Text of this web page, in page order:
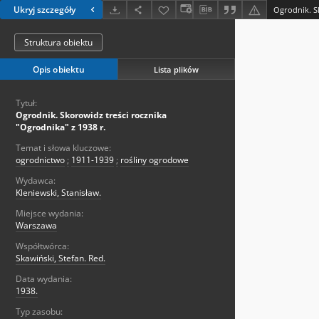
Ukryj szczegóły
Struktura obiektu
Opis obiektu Lista plików
Tytuł:
Ogrodnik. Skorowidz treści rocznika
"Ogrodnika" z 1938 r.
Temat i słowa kluczowe:
ogrodnictwo ; 1911-1939 ; rośliny ogrodowe
Wydawca:
Kleniewski, Stanisław.
Miejsce wydania:
Warszawa
Współtwórca:
Skawiński, Stefan. Red.
Data wydania:
1938.
Typ zasobu: